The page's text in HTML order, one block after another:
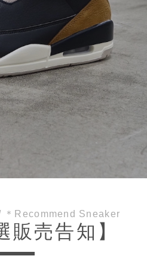
＊Recommend Sneaker
販売告知】